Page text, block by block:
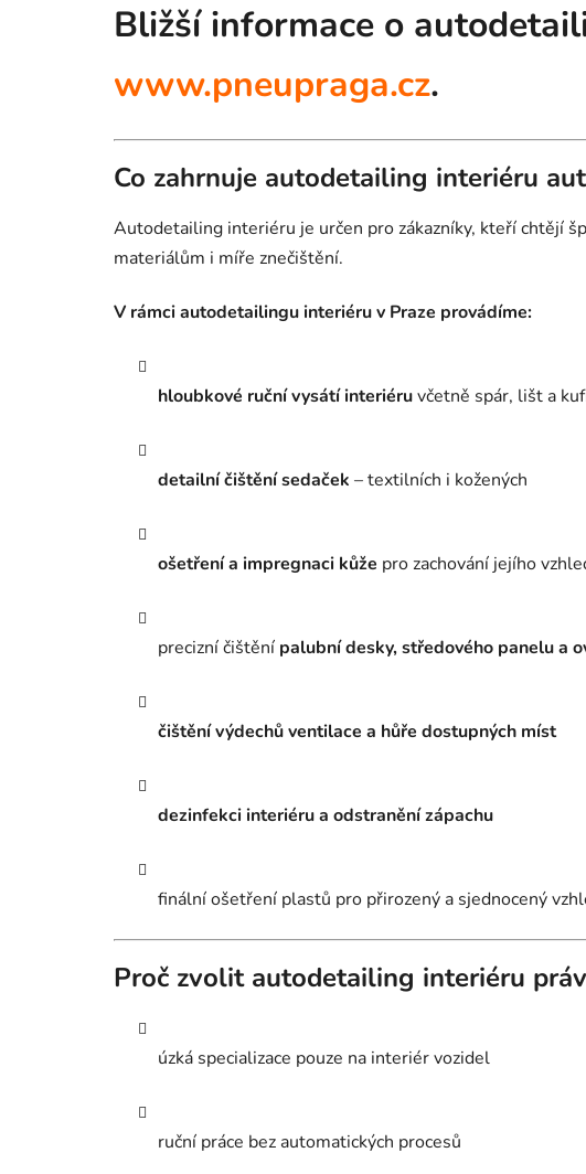
Bližší informace o
www.pneupraga.cz.
Co zahrnuje autodetailing interiéru
Autodetailing interiéru je určen pro zákazníky, kteří chtějí
materiálům i míře znečištění.
V rámci autodetailingu interiéru v Praze provádíme:
hloubkové ruční vysátí interiéruvčetně spár, lišt a
detailní čištění sedaček – textilních i kožených
ošetření a impregnaci kůže pro zachování jejího
precizní čištění palubní desky, středového panelu a
čištění výdechů ventilace a hůře dostupných míst
dezinfekci interiéru a odstranění zápachu
finální ošetření plastů pro přirozený a sjednocený
Proč zvolit autodetailing interiéru
úzká specializace pouze na interiér vozidel
ruční práce bez automatických procesů